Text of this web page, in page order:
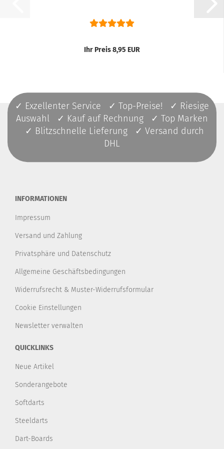
Ihr Preis 8,95 EUR
✓ Exzellenter Service ✓ Top-Preise! ✓ Riesige
Auswahl ✓ Kauf auf Rechnung ✓ Top Marken
✓ Blitzschnelle Lieferung ✓ Versand durch
DHL
INFORMATIONEN
Impressum
Versand und Zahlung
Privatsphäre und Datenschutz
Allgemeine Geschäftsbedingungen
Widerrufsrecht & Muster-Widerrufsformular
Cookie Einstellungen
Newsletter verwalten
QUICKLINKS
Neue Artikel
Sonderangebote
Softdarts
Steeldarts
Dart-Boards